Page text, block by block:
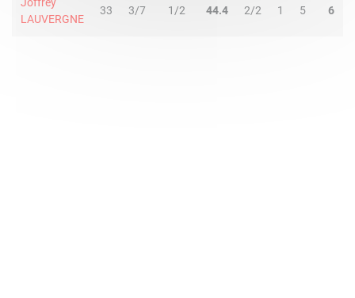
LAUVERGNE
33 3/7 1/2 44.4 2/2 1 5 6